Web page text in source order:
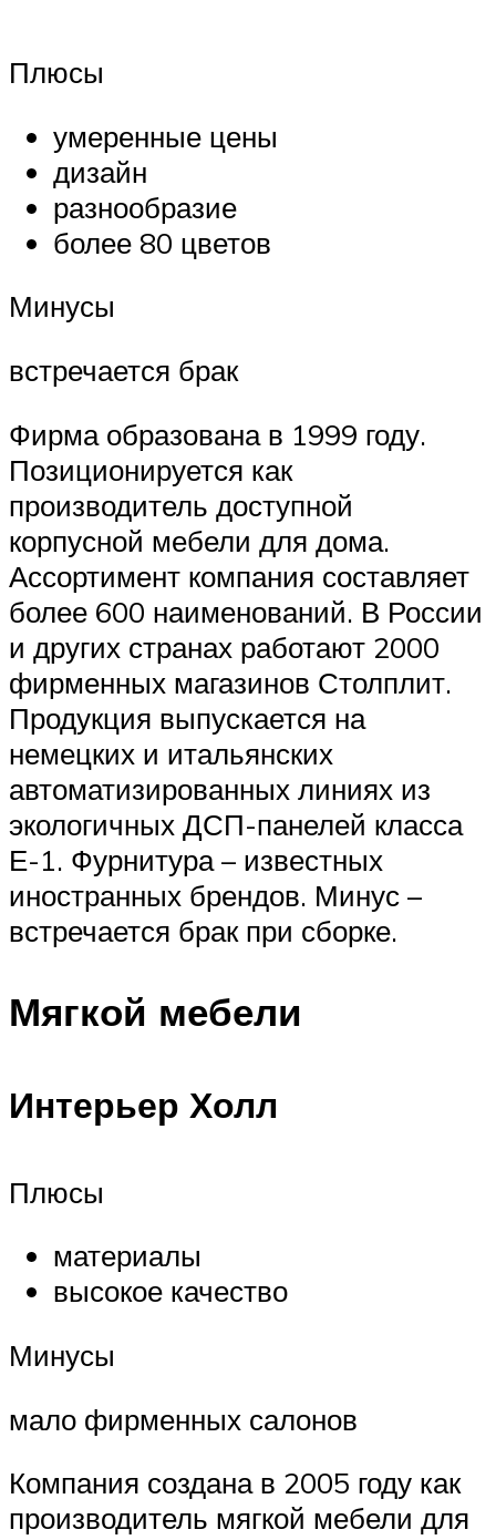
Плюсы
умеренные цены
дизайн
разнообразие
более 80 цветов
Минусы
встречается брак
Фирма образована в 1999 году.
Позиционируется как
производитель доступной
корпусной мебели для дома.
Ассортимент компания составляет
более 600 наименований. В России
и других странах работают 2000
фирменных магазинов Столплит.
Продукция выпускается на
немецких и итальянских
автоматизированных линиях из
экологичных ДСП-панелей класса
Е-1. Фурнитура – известных
иностранных брендов. Минус –
встречается брак при сборке.
Мягкой мебели
Интерьер Холл
Плюсы
материалы
высокое качество
Минусы
мало фирменных салонов
Компания создана в 2005 году как
производитель мягкой мебели для